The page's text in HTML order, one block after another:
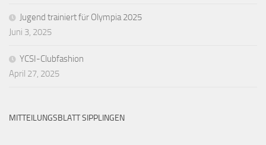
Jugend trainiert für Olympia 2025
Juni 3, 2025
YCSI-Clubfashion
April 27, 2025
MITTEILUNGSBLATT SIPPLINGEN